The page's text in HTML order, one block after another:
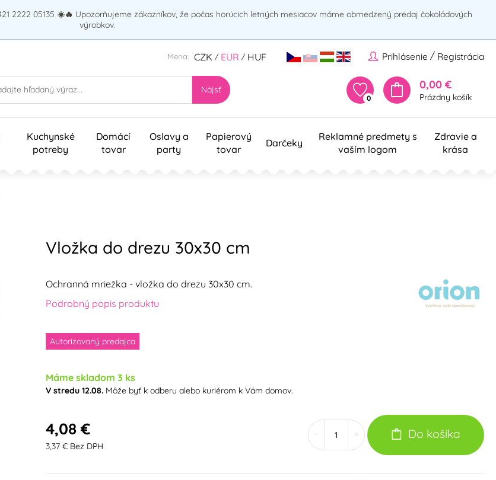
2222 05135 ☀️🔥 Upozorňujeme zákazníkov, že počas horúcich letných mesiacov máme obmedzený predaj čokoládových
výrobkov.
Prihlásenie / Registrácia
Mena: CZK / EUR / HUF
Nájsť
0
0,00 €
Prázdny košík
Kuchynské
potreby
Domácí
tovar
Oslavy a
party
Papierový
tovar
Darčeky
Reklamné predmety s
vaším logom
Zdravie a
krása
Vložka do drezu 30x30 cm
Ochranná mriežka - vložka do drezu 30x30 cm.
Podrobný popis produktu
Autorizovaný predajca
Máme skladom 3 ks
V stredu 12.08.Môže byť k odberu alebo kuriérom k Vám domov.
4,08 €
3,37 € Bez DPH
+ Do košíka